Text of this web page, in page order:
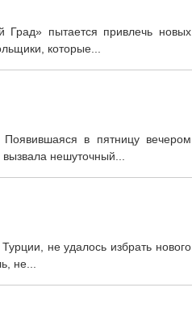
Град» пытается привлечь новых
которые...
в пятницу вечером
нешуточный...
не удалось избрать нового
не...